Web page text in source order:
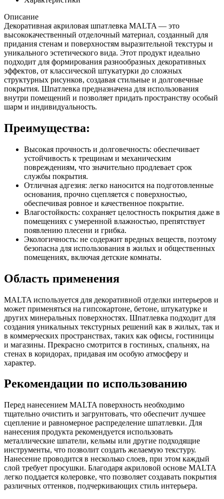
Описание
Декоративная акриловая шпатлевка MALTA — это
высококачественный отделочный материал, созданный для
придания стенам и поверхностям выразительной текстуры и
уникального эстетического вида. Этот продукт идеально
подходит для формирования разнообразных декоративных
эффектов, от классической штукатурки до сложных
структурных рисунков, создавая стильные и долговечные
покрытия. Шпатлевка предназначена для использования
внутри помещений и позволяет придать пространству особый
шарм и индивидуальность.
Преимущества:
Высокая прочность и долговечность: обеспечивает
устойчивость к трещинам и механическим
повреждениям, что значительно продлевает срок
службы покрытия.
Отличная адгезия: легко наносится на подготовленные
основания, прочно сцепляется с поверхностью,
обеспечивая ровное и качественное покрытие.
Влагостойкость: сохраняет целостность покрытия даже в
помещениях с умеренной влажностью, препятствует
появлению плесени и грибка.
Экологичность: не содержит вредных веществ, поэтому
безопасна для использования в жилых и общественных
помещениях, включая детские комнаты.
Область применения
MALTA используется для декоративной отделки интерьеров и
может применяться на гипсокартоне, бетоне, штукатурке и
других минеральных поверхностях. Шпатлевка подходит для
создания уникальных текстурных решений как в жилых, так и
в коммерческих пространствах, таких как офисы, гостиницы
и магазины. Прекрасно смотрится в гостиных, спальнях, на
стенах в коридорах, придавая им особую атмосферу и
характер.
Рекомендации по использованию
Перед нанесением MALTA поверхность необходимо
тщательно очистить и загрунтовать, что обеспечит лучшее
сцепление и равномерное распределение шпатлевки. Для
нанесения продукта рекомендуется использовать
металлические шпатели, кельмы или другие подходящие
инструменты, что позволит создать желаемую текстуру.
Нанесение проводится в несколько слоев, при этом каждый
слой требует просушки. Благодаря акриловой основе MALTA
легко поддается колеровке, что позволяет создавать покрытия
различных оттенков, подчеркивающих стиль интерьера.